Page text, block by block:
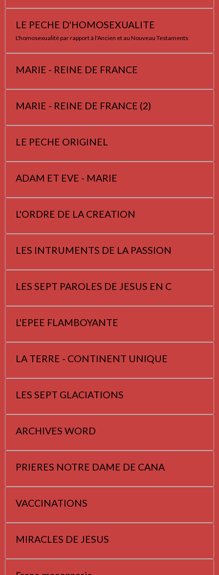
LE PECHE D'HOMOSEXUALITE
L'homosexualité par rapport à l'Ancien et au Nouveau Testaments
MARIE - REINE DE FRANCE
MARIE - REINE DE FRANCE (2)
LE PECHE ORIGINEL
ADAM ET EVE - MARIE
L'ORDRE DE LA CREATION
LES INTRUMENTS DE LA PASSION
LES SEPT PAROLES DE JESUS EN C
L'EPEE FLAMBOYANTE
LA TERRE - CONTINENT UNIQUE
LES SEPT GLACIATIONS
ARCHIVES WORD
PRIERES NOTRE DAME DE CANA
VACCINATIONS
MIRACLES DE JESUS